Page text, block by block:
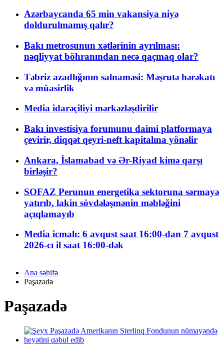
Azərbaycanda 65 min vakansiya niyə
doldurulmamış qalır?
Bakı metrosunun xətlərinin ayrılması:
nəqliyyat böhranından necə qaçmaq olar?
Təbriz azadlığının salnaməsi: Məşrutə hərəkatı
və müasirlik
Media idarəçiliyi mərkəzləşdirilir
Bakı investisiya forumunu daimi platformaya
çevirir, diqqət qeyri-neft kapitalına yönəlir
Ankara, İslamabad və Ər-Riyad kimə qarşı
birləşir?
SOFAZ Perunun energetika sektoruna sərmayə
yatırıb, lakin sövdələşmənin məbləğini
açıqlamayıb
Media icmalı: 6 avqust saat 16:00-dan 7 avqust
2026-cı il saat 16:00-dək
Ana səhifə
Paşazadə
Paşazadə